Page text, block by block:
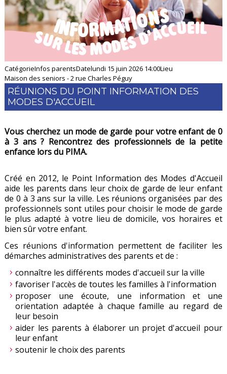
CatégorieInfos parentsDatelundi 15 juin 2026 14:00Lieu
Maison des seniors - 2 rue Charles Péguy
RÉUNIONS DU POINT INFORMATION DES
MODES D'ACCUEIL
Vous cherchez un mode de garde pour votre enfant de 0
à 3 ans ? Rencontrez des professionnels de la petite
enfance lors du PIMA.
Créé en 2012, le Point Information des Modes d'Accueil
aide les parents dans leur choix de garde de leur enfant
de 0 à 3 ans sur la ville. Les réunions organisées par des
professionnels sont utiles pour choisir le mode de garde
le plus adapté à votre lieu de domicile, vos horaires et
bien sûr votre enfant.
Ces réunions d'information permettent de faciliter les
démarches administratives des parents et de :
connaître les différents modes d'accueil sur la ville
favoriser l'accès de toutes les familles à l'information
proposer une écoute, une information et une
orientation adaptée à chaque famille au regard de
leur besoin
aider les parents à élaborer un projet d'accueil pour
leur enfant
soutenir le choix des parents